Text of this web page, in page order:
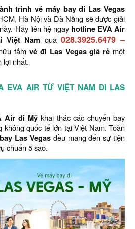
trình vé máy bay đi Las Vegas
Hà Nội và Đà Nẵng sẽ được giải
Hãy liên hệ ngayhotline EVA Air
Việt Nam qua 028.3925.6479–
tấm vé đi Las Vegas giá rẻ một
lợi nhất.
EVA AIR TỪ VIỆT NAM ĐI LAS
Air đi Mỹkhai thác các chuyến bay
không quốc tế lớn tại Việt Nam. Toàn
Las Vegasđều mang đến sự tiện
chuẩn 5 sao.